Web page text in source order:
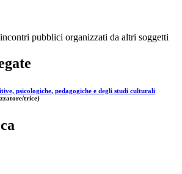
pubblici organizzati da altri soggetti
psicologiche, pedagogiche e degli studi culturali
trice)